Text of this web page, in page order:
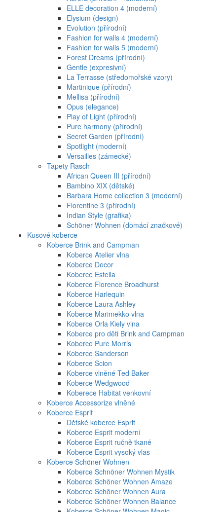
ELLE decoration 4 (moderní)
Elysium (design)
Evolution (přírodní)
Fashion for walls 4 (moderní)
Fashion for walls 5 (moderní)
Forest Dreams (přírodní)
Gentle (expresivní)
La Terrasse (středomořské vzory)
Martinique (přírodní)
Mellisa (přírodní)
Opus (elegance)
Play of Light (přírodní)
Pure harmony (přírodní)
Secret Garden (přírodní)
Spotlight (moderní)
Versailles (zámecké)
Tapety Rasch
African Queen III (přírodní)
Bambino XIX (dětské)
Barbara Home collection 3 (moderní)
Florentine 3 (přírodní)
Indian Style (grafika)
Schöner Wohnen (domácí značkové)
Kusové koberce
Koberce Brink and Campman
Koberce Atelier vlna
Koberce Decor
Koberce Estella
Koberce Florence Broadhurst
Koberce Harlequin
Koberce Laura Ashley
Koberce Marimekko vlna
Koberce Orla Kiely vlna
Koberce pro děti Brink and Campman
Koberce Pure Morris
Koberce Sanderson
Koberce Scion
Koberce vlněné Ted Baker
Koberce Wedgwood
Koberece Habitat venkovní
Koberce Accessorize vlněné
Koberce Esprit
Dětské koberce Esprit
Koberce Esprit moderní
Koberce Esprit ručně tkané
Koberce Esprit vysoký vlas
Koberce Schöner Wohnen
Koberce Schnöner Wohnen Mystik
Koberce Schöner Wohnen Amaze
Koberce Schöner Wohnen Aura
Koberce Schöner Wohnen Balance